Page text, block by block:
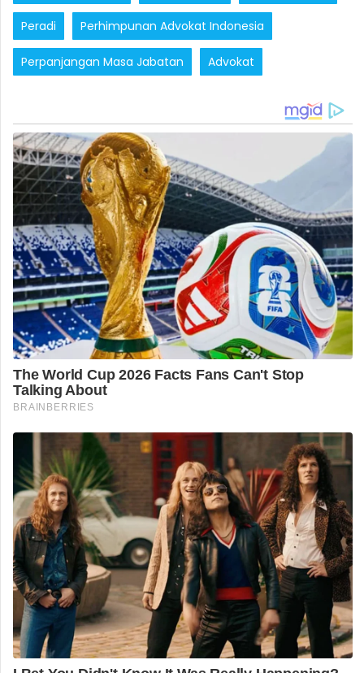
Peradi Perhimpunan Advokat Indonesia
Perpanjangan Masa Jabatan Advokat